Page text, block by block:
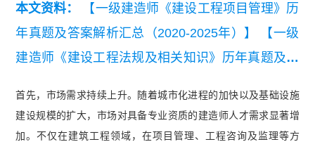
本文资料：
【一级建造师《建设工程项目管理》历
年真题及答案解析汇总（2020-2025年）】
【一级
建造师《建设工程法规及相关知识》历年真题及答
5年）】
首先，市场需求持续上升。随着城市化进程的加快以及基础设施
建设规模的扩大，市场对具备专业资质的建造师人才需求显著增
加。不仅在建筑工程领域，在项目管理、工程咨询及监理等方